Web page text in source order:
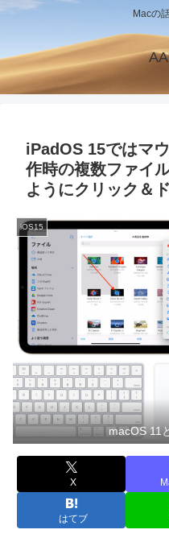
Macの
iPadOS 15ではマ
作時の複数ファイ
ようにクリック＆
iOS15
macOS 11
X
はてブ